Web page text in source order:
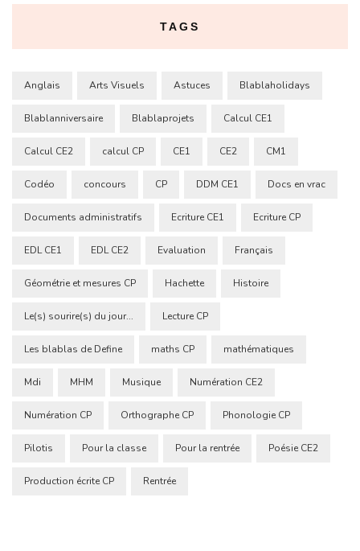
TAGS
Anglais Arts Visuels Astuces Blablaholidays
Blablanniversaire Blablaprojets Calcul CE1
Calcul CE2 calcul CP CE1 CE2 CM1
Codéo concours CP DDM CE1 Docs en vrac
Documents administratifs Ecriture CE1 Ecriture CP
EDL CE1 EDL CE2 Evaluation Français
Géométrie et mesures CP Hachette Histoire
Le(s) sourire(s) du jour... Lecture CP
Les blablas de Define maths CP mathématiques
Mdi MHM Musique Numération CE2
Numération CP Orthographe CP Phonologie CP
Pilotis Pour la classe Pour la rentrée Poésie CE2
Production écrite CP Rentrée